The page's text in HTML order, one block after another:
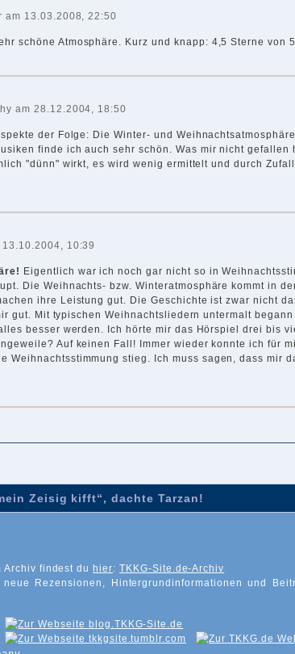
am 13.03.2008, 22:50
schöne Atmosphäre. Kurz und knapp: 4,5 Sterne von
am 28.12.2004, 18:50
der Folge: Die Winter- und
finde ich auch sehr schön. Was mir nicht gefallen
"dünn" wirkt, es wird wenig ermittelt und durch Zufall
10:39
Eigentlich war ich noch gar nicht so in
Die Weihnachts- bzw. Winteratmosphäre kommt in
ihre Leistung gut. Die Geschichte ist zwar nicht
gut. Mit typischen Weihnachtsliedern untermalt
besser werden. Ich hörte mir das Hörspiel drei bis
Auf keinen Fall! Immer wieder konnte ich für
Weihnachtsstimmung stieg. Ich muss sagen, dass mir
Zeisig kifft“, dachte Tarzan!
Archiv findest du hier: TKKG-Site.de-Archiv
Rezensionen, Hintergrundinformationen und